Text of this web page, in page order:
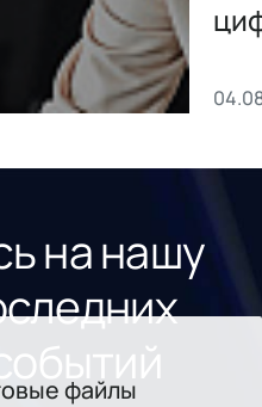
на нашу
файлы